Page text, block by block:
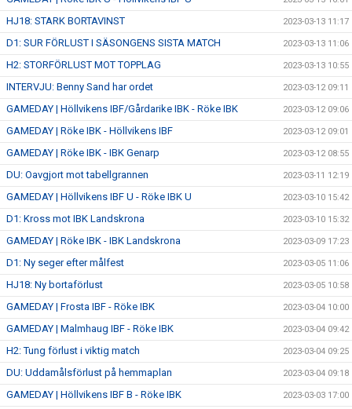
HJ18: STARK BORTAVINST 2023-03-13 11:17
D1: SUR FÖRLUST I SÄSONGENS SISTA MATCH 2023-03-13 11:06
H2: STORFÖRLUST MOT TOPPLAG 2023-03-13 10:55
INTERVJU: Benny Sand har ordet 2023-03-12 09:11
GAMEDAY | Höllvikens IBF/Gårdarike IBK - Röke IBK 2023-03-12 09:06
GAMEDAY | Röke IBK - Höllvikens IBF 2023-03-12 09:01
GAMEDAY | Röke IBK - IBK Genarp 2023-03-12 08:55
DU: Oavgjort mot tabellgrannen 2023-03-11 12:19
GAMEDAY | Höllvikens IBF U - Röke IBK U 2023-03-10 15:42
D1: Kross mot IBK Landskrona 2023-03-10 15:32
GAMEDAY | Röke IBK - IBK Landskrona 2023-03-09 17:23
D1: Ny seger efter målfest 2023-03-05 11:06
HJ18: Ny bortaförlust 2023-03-05 10:58
GAMEDAY | Frosta IBF - Röke IBK 2023-03-04 10:00
GAMEDAY | Malmhaug IBF - Röke IBK 2023-03-04 09:42
H2: Tung förlust i viktig match 2023-03-04 09:25
DU: Uddamålsförlust på hemmaplan 2023-03-04 09:18
GAMEDAY | Höllvikens IBF B - Röke IBK 2023-03-03 17:00